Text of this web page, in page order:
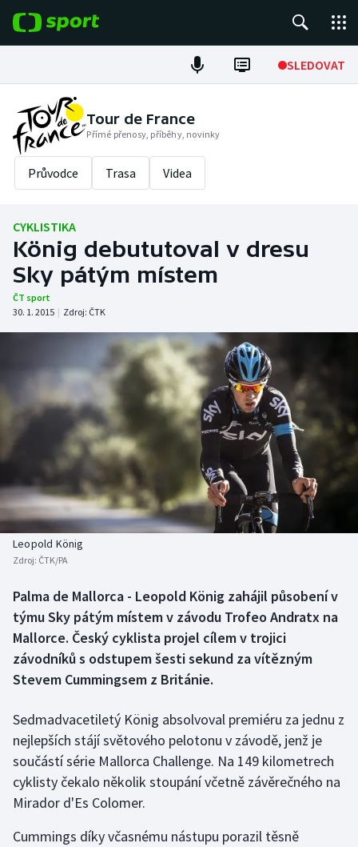
SLEDOVAT
Fotbal
Hokej
Tenis
Cyklistika
DALŠÍ SPORTY
Americký fotbal
Baseball a softbal
Basketbal
Boby a skeleton
Box
Curling
Dostihy
Florbal
Futsal
Golf
Gymnastika
Házená
Jezdectví
NEPŘEHLÉDNĚTE
Soutěže
Historické návraty
Aplikace ČT sport
AZ kvíz
Tour de France
Přímé přenosy, příběhy, novinky
Průvodce Trasa Videa
CYKLISTIKA
König debututoval v dresu
Sky pátým místem
ČT sport
30. 1. 2015 | Zdroj: ČTK
Leopold König
Zdroj: ČTK/PA
Palma de Mallorca - Leopold König zahájil působení v
týmu Sky pátým místem v závodu Trofeo Andratx na
Mallorce. Český cyklista projel cílem v trojici
závodníků s odstupem šesti sekund za vítězným
Stevem Cummingsem z Británie.
Sedmadvacetiletý König absolvoval premiéru za jednu z
nejlepších stájí světového pelotonu v závodě, jenž je
součástí série Mallorca Challenge. Na 149 kilometrech
cyklisty čekalo několik stoupání včetně závěrečného na
Mirador d'Es Colomer.
Cummings díky včasnému nástupu porazil těsně